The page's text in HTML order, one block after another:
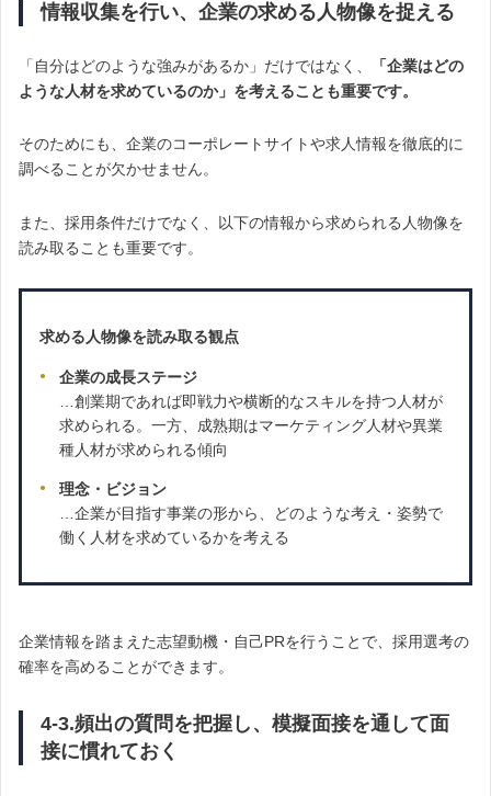
情報収集を行い、企業の求める人物像を捉える
「自分はどのような強みがあるか」だけではなく、
「企業はどの
ような人材を求めているのか」を考えることも重要です。
そのためにも、企業のコーポレートサイトや求人情報を徹底的に
調べることが欠かせません。
また、採用条件だけでなく、以下の情報から求められる人物像を
読み取ることも重要です。
求める人物像を読み取る観点
企業の成長ステージ
…創業期であれば即戦力や横断的なスキルを持つ人材が
求められる。一方、成熟期はマーケティング人材や異業
種人材が求められる傾向
理念・ビジョン
…企業が目指す事業の形から、どのような考え・姿勢で
働く人材を求めているかを考える
企業情報を踏まえた志望動機・自己PRを行うことで、採用選考の
確率を高めることができます。
4-3.頻出の質問を把握し、模擬面接を通して面
接に慣れておく